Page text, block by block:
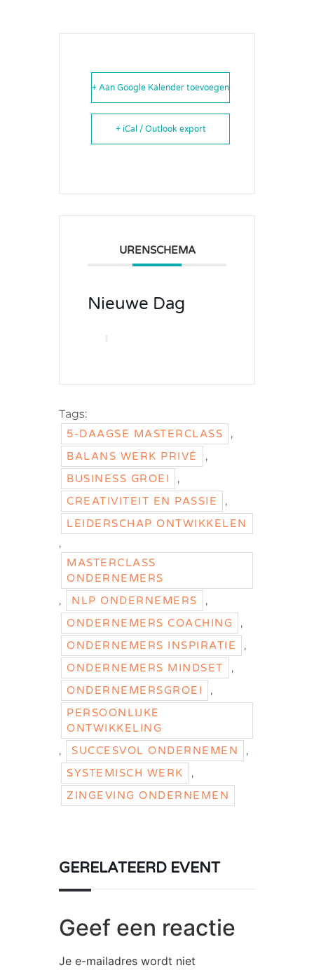
+ Aan Google Kalender toevoegen
+ iCal / Outlook export
URENSCHEMA
Nieuwe Dag
Tags:
5-DAAGSE MASTERCLASS ,
BALANS WERK PRIVÉ ,
BUSINESS GROEI ,
CREATIVITEIT EN PASSIE ,
LEIDERSCHAP ONTWIKKELEN
,
MASTERCLASS
ONDERNEMERS
, NLP ONDERNEMERS ,
ONDERNEMERS COACHING ,
ONDERNEMERS INSPIRATIE ,
ONDERNEMERS MINDSET ,
ONDERNEMERSGROEI ,
PERSOONLIJKE
ONTWIKKELING
, SUCCESVOL ONDERNEMEN ,
SYSTEMISCH WERK ,
ZINGEVING ONDERNEMEN
GERELATEERD EVENT
Geef een reactie
Je e-mailadres wordt niet